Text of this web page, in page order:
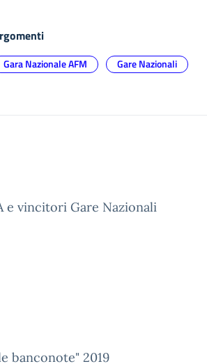
Gara Nazionale AFM Gare Nazionali
e vincitori Gare Nazionali
banconote" 2019